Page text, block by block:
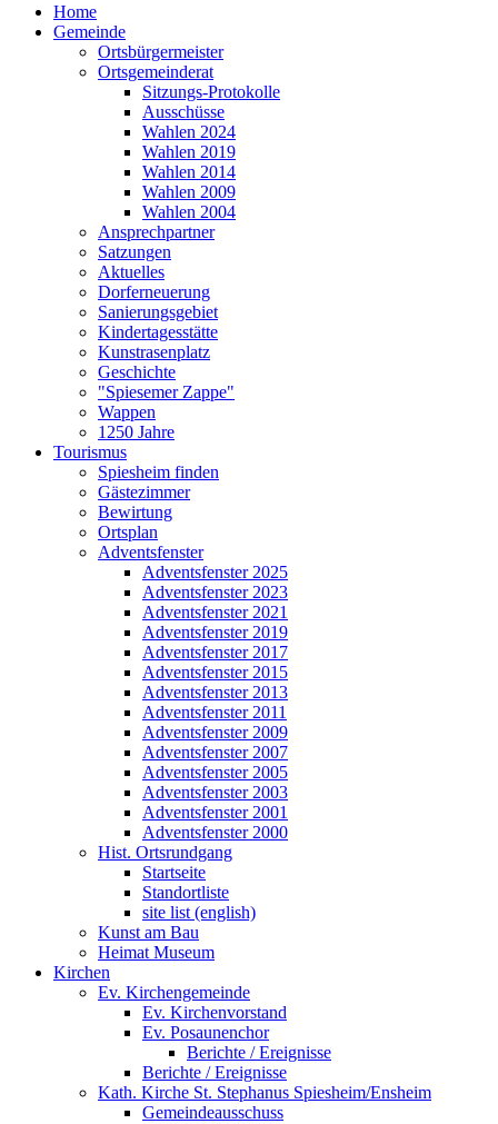
Home
Gemeinde
Ortsbürgermeister
Ortsgemeinderat
Sitzungs-Protokolle
Ausschüsse
Wahlen 2024
Wahlen 2019
Wahlen 2014
Wahlen 2009
Wahlen 2004
Ansprechpartner
Satzungen
Aktuelles
Dorferneuerung
Sanierungsgebiet
Kindertagesstätte
Kunstrasenplatz
Geschichte
"Spiesemer Zappe"
Wappen
1250 Jahre
Tourismus
Spiesheim finden
Gästezimmer
Bewirtung
Ortsplan
Adventsfenster
Adventsfenster 2025
Adventsfenster 2023
Adventsfenster 2021
Adventsfenster 2019
Adventsfenster 2017
Adventsfenster 2015
Adventsfenster 2013
Adventsfenster 2011
Adventsfenster 2009
Adventsfenster 2007
Adventsfenster 2005
Adventsfenster 2003
Adventsfenster 2001
Adventsfenster 2000
Hist. Ortsrundgang
Startseite
Standortliste
site list (english)
Kunst am Bau
Heimat Museum
Kirchen
Ev. Kirchengemeinde
Ev. Kirchenvorstand
Ev. Posaunenchor
Berichte / Ereignisse
Berichte / Ereignisse
Kath. Kirche St. Stephanus Spiesheim/Ensheim
Gemeindeausschuss